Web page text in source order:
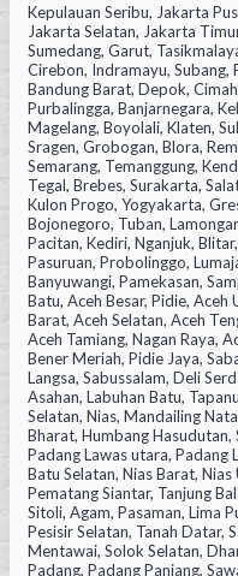
Kepulauan Seribu, Jakarta
Jakarta Selatan, Jakarta
Sumedang, Garut,
Cirebon, Indramayu, Subang,
Bandung Barat, Depok,
Purbalingga, Banjarnegara,
Magelang, Boyolali, Klaten,
Sragen, Grobogan, Blora,
Semarang, Temanggung,
Tegal, Brebes, Surakarta,
Kulon Progo, Yogyakarta,
Bojonegoro, Tuban,
Pacitan, Kediri, Nganjuk,
Pasuruan, Probolinggo,
Banyuwangi, Pamekasan,
Batu, Aceh Besar, Pidie, Aceh
Barat, Aceh Selatan, Aceh
Aceh Tamiang, Nagan Raya,
Bener Meriah, Pidie Jaya,
Langsa, Sabussalam, Deli
Asahan, Labuhan Batu,
Selatan, Nias, Mandailing
Bharat, Humbang Hasudutan,
Padang Lawas utara, Padang
Batu Selatan, Nias Barat,
Pematang Siantar, Tanjung
Sitoli, Agam, Pasaman, Lima
Pesisir Selatan, Tanah Datar,
Mentawai, Solok Selatan,
Padang, Padang Panjang,